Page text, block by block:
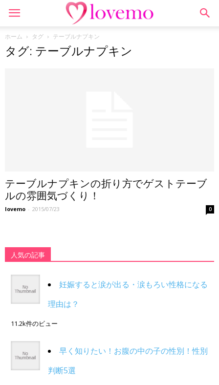
ホーム タグ テーブルナプキン
タグ: テーブルナプキン
テーブルナプキンの折り方でゲストテーブ
ルの雰囲気づくり！
lovemo - 2015/07/23 0
人気の記事
妊娠すると涙が出る・涙もろい性格になる
理由は？
11.2k件のビュー
早く知りたい！お腹の中の子の性別！性別
判断5選